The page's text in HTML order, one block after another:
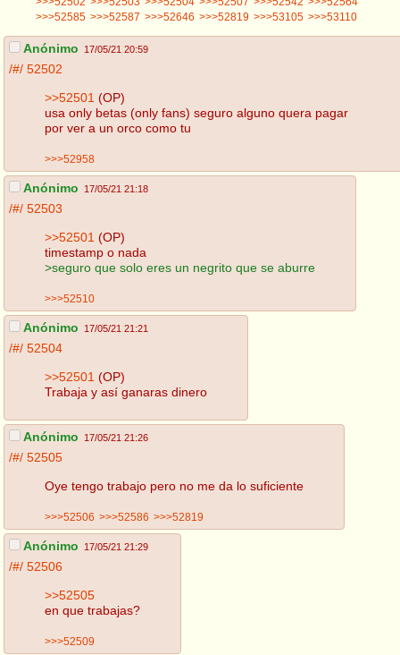
>>>52585 >>>52587 >>>52646 >>>52819 >>>53105 >>>53110
Anónimo 17/05/21 20:59
/#/ 52502
>>52501 (OP)
usa only betas (only fans) seguro alguno quera pagar
por ver a un orco como tu
>>>52958
Anónimo 17/05/21 21:18
/#/ 52503
>>52501 (OP)
timestamp o nada
>seguro que solo eres un negrito que se aburre
>>>52510
Anónimo 17/05/21 21:21
/#/ 52504
>>52501 (OP)
Trabaja y así ganaras dinero
Anónimo 17/05/21 21:26
/#/ 52505
Oye tengo trabajo pero no me da lo suficiente
>>>52506 >>>52586 >>>52819
Anónimo 17/05/21 21:29
/#/ 52506
>>52505
en que trabajas?
>>>52509